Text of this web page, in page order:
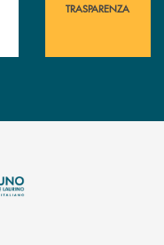
TRASPARENZA